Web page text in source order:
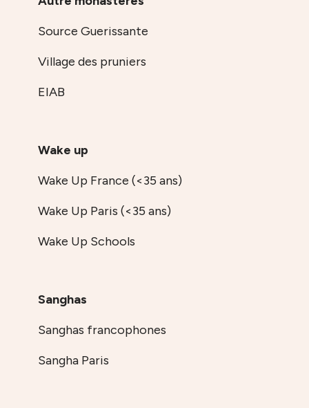
Source Guerissante
Village des pruniers
EIAB
Wake up
Wake Up France (<35 ans)
Wake Up Paris (<35 ans)
Wake Up Schools
Sanghas
Sanghas francophones
Sangha Paris